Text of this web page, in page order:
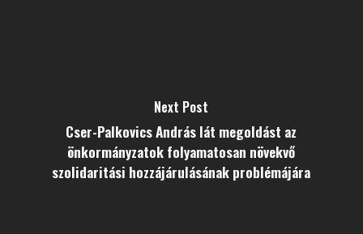
Next Post
Cser-Palkovics András lát megoldást az
önkormányzatok folyamatosan növekvő
szolidaritási hozzájárulásának problémájára